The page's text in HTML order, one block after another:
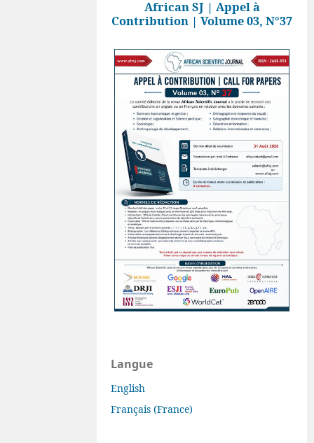
African SJ | Appel à
Contribution | Volume 03, N°37
Langue
English
Français (France)